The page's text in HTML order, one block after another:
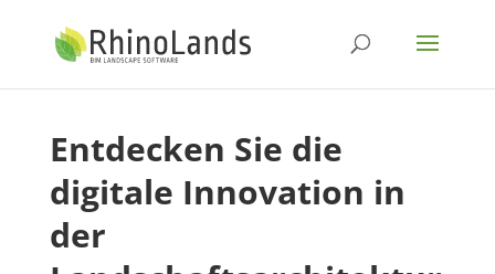
Entdecken Sie die
digitale Innovation in
der